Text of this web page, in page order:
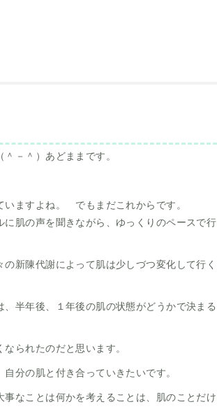
－＾）あどままです。
いますよね。 でもまだこれからです。
肌の声を聞きながら、ゆっくりのペースで行
新陳代謝によって肌は少しづつ変化して行く
半年後、１年後の肌の状態がどうかで決まる
なられたのだと思います。
分の肌と付き合っていきたいです。
なことは何かを考えることは、肌のことだけ